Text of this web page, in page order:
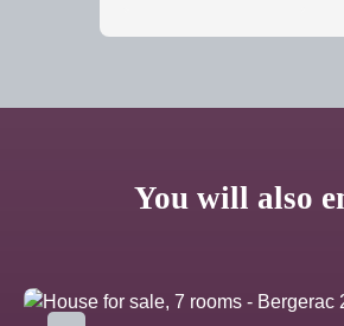
You will also